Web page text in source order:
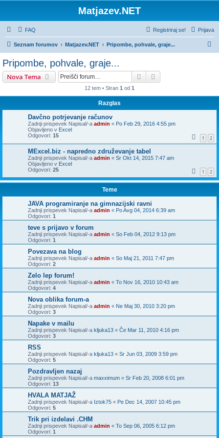
Matjazev.NET
FAQ Prijava
Registriraj se!
Seznam forumov Matjazev.NET Pripombe, pohvale, graje...
Pripombe, pohvale, graje...
Nova Tema Iskanje
12 tem • Stran 1 od 1
Razglas
Davčno potrjevanje računov
Zadnji prispevek Napisal/-a admin « Po Feb 29, 2016 4:55 pm
Objavljeno v Excel
Odgovori: 15 1 2
MExcel.biz - napredno združevanje tabel
Zadnji prispevek Napisal/-a admin « Sr Okt 14, 2015 7:47 am
Objavljeno v Excel
Odgovori: 25 1 2
Teme
JAVA programiranje na gimnazijski ravni
Zadnji prispevek Napisal/-a admin « Po Avg 04, 2014 6:39 am
Odgovori: 1
teve s prijavo v forum
Zadnji prispevek Napisal/-a admin « So Feb 04, 2012 9:13 pm
Odgovori: 1
Povezava na blog
Zadnji prispevek Napisal/-a admin « So Maj 21, 2011 7:47 pm
Odgovori: 2
Zelo lep forum!
Zadnji prispevek Napisal/-a admin « To Nov 16, 2010 10:43 am
Odgovori: 4
Nova oblika forum-a
Zadnji prispevek Napisal/-a admin « Ne Maj 30, 2010 3:20 pm
Odgovori: 3
Napake v mailu
Zadnji prispevek Napisal/-a kljuka13 « Če Mar 11, 2010 4:16 pm
Odgovori: 3
RSS
Zadnji prispevek Napisal/-a kljuka13 « Sr Jun 03, 2009 3:59 pm
Odgovori: 5
Pozdravljen nazaj
Zadnji prispevek Napisal/-a maxximum « Sr Feb 20, 2008 6:01 pm
Odgovori: 13
HVALA MATJAŽ
Zadnji prispevek Napisal/-a Iztok75 « Pe Dec 14, 2007 10:45 pm
Odgovori: 5
Trik pri izdelavi .CHM
Zadnji prispevek Napisal/-a admin « To Sep 06, 2005 6:12 pm
Odgovori: 1